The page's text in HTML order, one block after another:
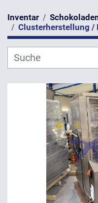
Kategorie
Hersteller
ANWENDEN
Inventar
Clusterherstellung /